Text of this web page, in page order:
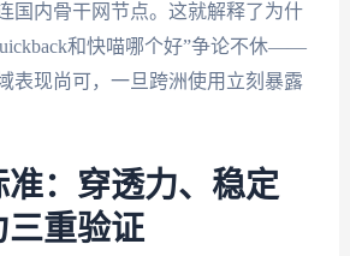
国内骨干网节点。这就解释了为什
和快喵哪个好”争论不休——
表现尚可，一旦跨洲使用立刻暴露
准：穿透力、稳定
三重验证